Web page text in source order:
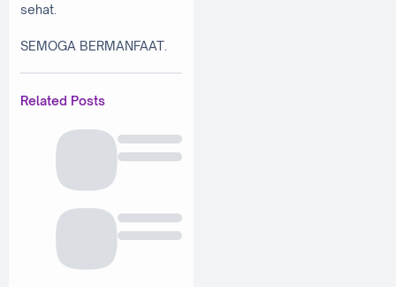
sehat.
SEMOGA BERMANFAAT.
Related Posts